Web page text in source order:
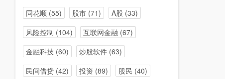
同花顺 (55) 股市 (71) A股 (33)
风险控制 (104) 互联网金融 (67)
金融科技 (60) 炒股软件 (63)
民间借贷 (42) 投资 (89) 股民 (40)